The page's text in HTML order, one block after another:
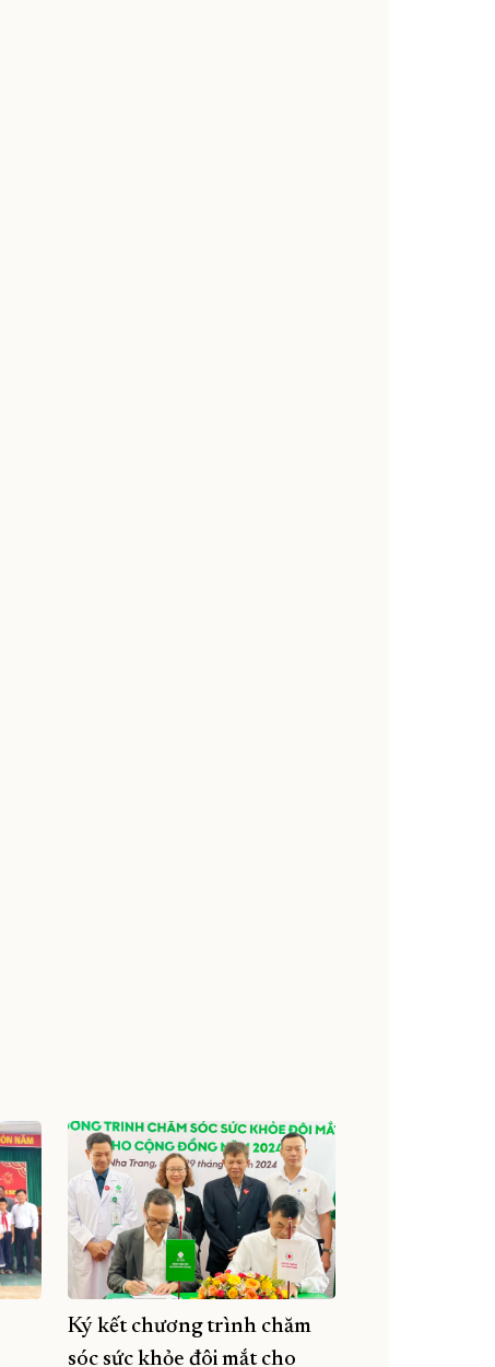
Ký kết chương trình chăm
sóc sức khỏe đôi mắt cho